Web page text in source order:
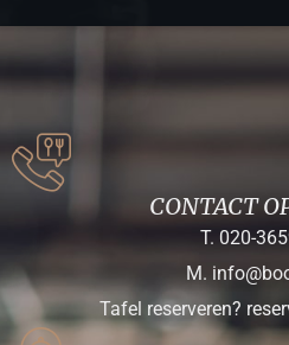
CONTACT
T. 020-
M.
Tafel reserveren?